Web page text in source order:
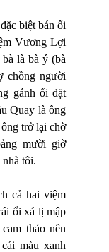
biệt bán ổi
Vương Lợi
là bà ý (bà
chồng người
gánh ổi đặt
Quay là ông
trở lại chờ
mười giờ
tôi.
cả hai việm
ổi xá lị mập
thảo nên
màu xanh